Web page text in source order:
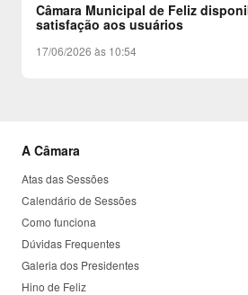
Câmara Municipal de Feliz
satisfação aos usuários
17/06/2026 às 10:54
A Câmara
Atas das Sessões
Calendário de Sessões
Como funciona
Dúvidas Frequentes
Galeria dos Presidentes
Hino de Feliz